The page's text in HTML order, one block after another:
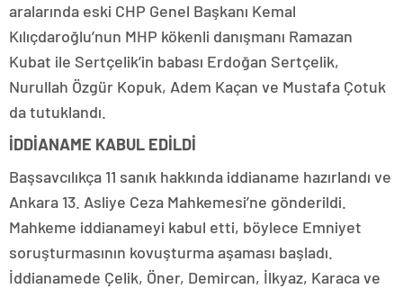
aralarında eski CHP Genel Başkanı Kemal
Kılıçdaroğlu’nun MHP kökenli danışmanı Ramazan
Kubat ile Sertçelik’in babası Erdoğan Sertçelik,
Nurullah Özgür Kopuk, Adem Kaçan ve Mustafa Çotuk
da tutuklandı.
İDDİANAME KABUL EDİLDİ
Başsavcılıkça 11 sanık hakkında iddianame hazırlandı ve
Ankara 13. Asliye Ceza Mahkemesi’ne gönderildi.
Mahkeme iddianameyi kabul etti, böylece Emniyet
soruşturmasının kovuşturma aşaması başladı.
İddianamede Çelik, Öner, Demircan, İlkyaz, Karaca ve